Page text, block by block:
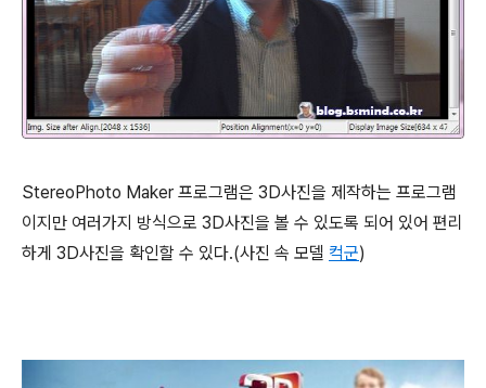
StereoPhoto Maker 프로그램은 3D사진을 제작하는 프로그램
이지만 여러가지 방식으로 3D사진을 볼 수 있도록 되어 있어 편리
하게 3D사진을 확인할 수 있다.(사진 속 모델 컥군)